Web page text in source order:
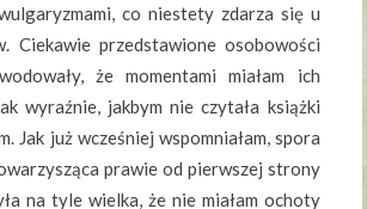
co niestety zdarza się u
Ciekawie przedstawione osobowości
że momentami miałam ich
wyraźnie, jakbym nie czytała książki
Jak już wcześniej wspomniałam, spora
prawie od pierwszej strony
na tyle wielka, że nie miałam ochoty